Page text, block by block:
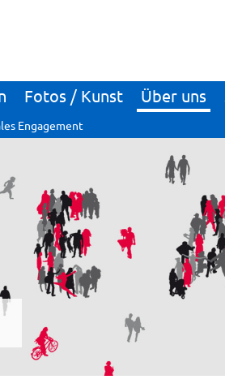
Fotos / Kunst Über uns
Engagement